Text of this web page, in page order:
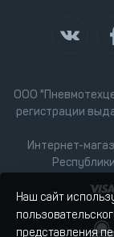
ООО
регистрации
Интернет-
Наш сайт
представления